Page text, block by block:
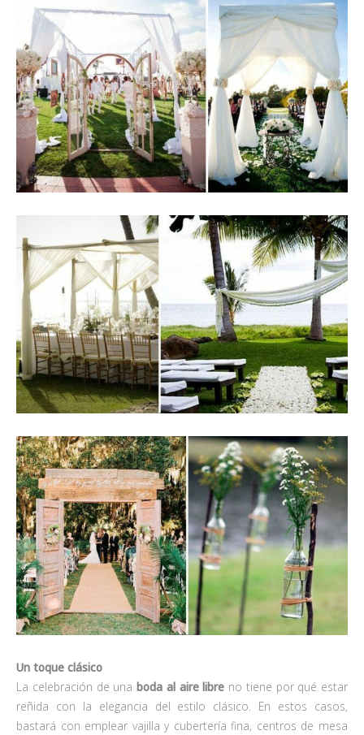
Un toque clásico
La celebración de una boda al aire libre no tiene por qué estar
reñida con la elegancia del estilo clásico. En estos casos,
bastará con emplear vajilla y cubertería fina, centros de mesa